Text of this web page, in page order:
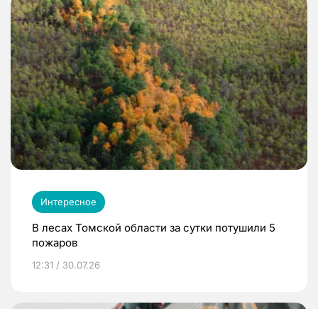
Интересное
В лесах Томской области за сутки потушили 5
пожаров
12:31 / 30.07.26